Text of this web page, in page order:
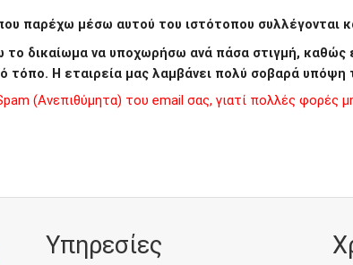
παρέχω μέσω αυτού του ιστότοπου συλλέγονται
το δικαίωμα να υποχωρήσω ανά πάσα στιγμή,
τόπο. Η εταιρεία μας λαμβάνει πολύ σοβαρά
(Ανεπιθύμητα) του email σας, γιατί πολλές φορές
Υπηρεσίες